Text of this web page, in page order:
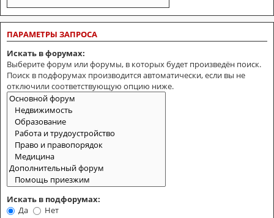
ПАРАМЕТРЫ ЗАПРОСА
Искать в форумах:
Выберите форум или форумы, в которых будет произведён поиск.
Поиск в подфорумах производится автоматически, если вы не
отключили соответствующую опцию ниже.
Искать в подфорумах:
Да
Нет